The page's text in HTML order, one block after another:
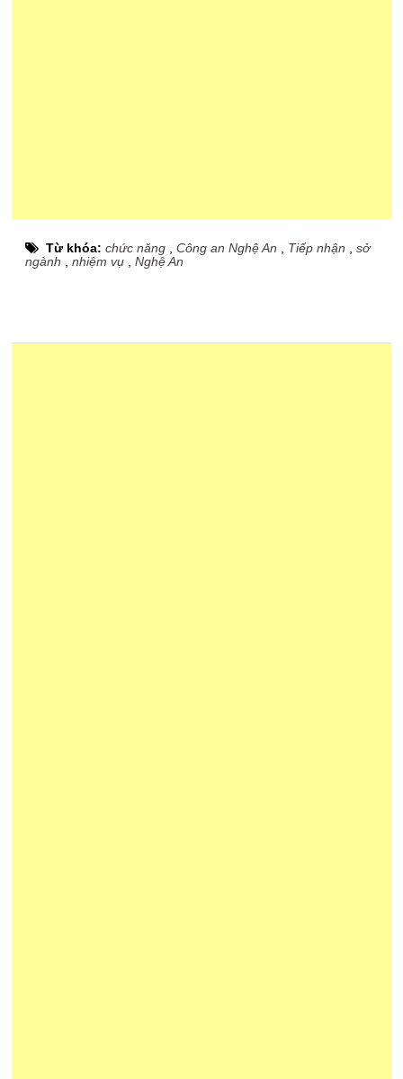
Từ khóa:chức năng ,Công an Nghệ An Tiếp nhận ,sở
ngành ,nhiệm vụ ,Nghệ An